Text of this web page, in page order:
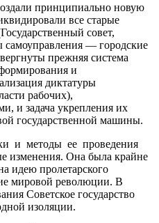
принципиально новую
все старые
совет,
самоуправления — городские
прежняя система
и
диктатуры
рабочих),
и задача укрепления их
государственной машины.
и методы ее проведения
изменения. Она была крайне
идею пролетарского
мировой революции. В
Советское государство
изоляции.